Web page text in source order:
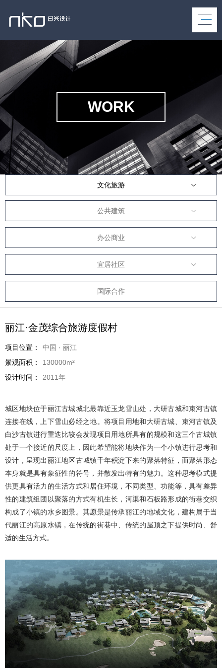
WORK
文化旅游
公共建筑
办公商业
宜居社区
国际合作
丽江·金茂综合旅游度假村
项目位置：
中国 · 丽江
景观面积：
130000m²
设计时间：
2011年
城区地块位于丽江古城城北最靠近玉龙雪山处，大研古城和束河古镇
连接在线，上下雪山必经之地。将项目用地和大研古城、束河古镇及
白沙古镇进行重迭比较会发现项目用地所具有的规模和这三个古城镇
处于一个接近的尺度上，因此希望能将地块作为一个小镇进行思考和
设计，呈现出丽江地区古城镇千年积淀下来的聚落特征，而聚落形态
本身就是具有象征性的符号，并散发出特有的魅力。这种思考模式提
供更具有活力的生活方式和居住环境，不同类型、功能等，具有差异
性的建筑组团以聚落的方式有机生长，河渠和石板路形成的街巷交织
构成了小镇的水乡图景。其愿景是传承丽江的地域文化，建构属于当
代丽江的高原水镇，在传统的街巷中、传统的屋顶之下提供时尚、舒
适的生活方式。